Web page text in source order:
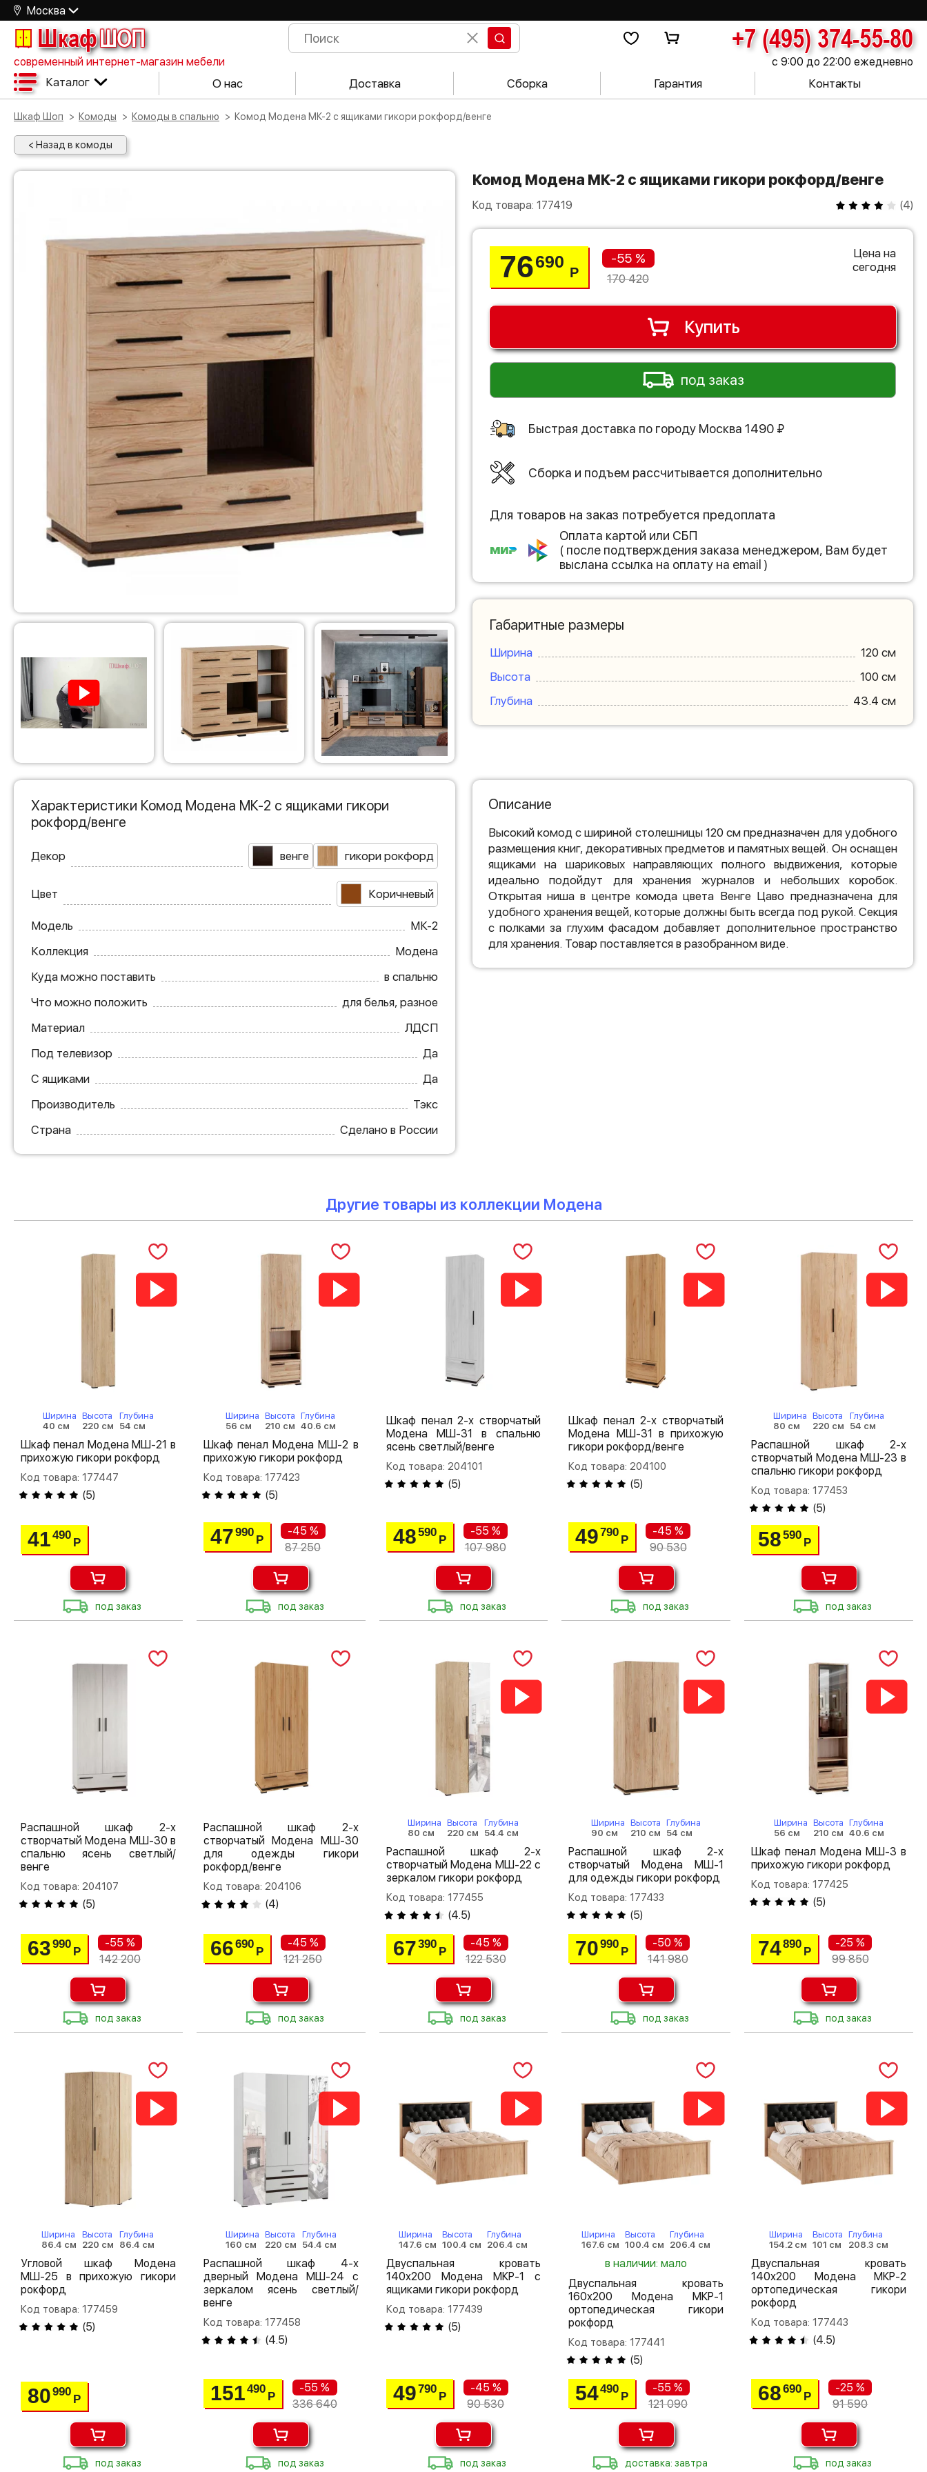
Москва
ШкафШОП +7 (495) 374-55-80
современный интернет-магазин мебели с 9:00 до 22:00 ежедневно
Каталог О нас Доставка Сборка Гарантия Контакты
Шкаф Шоп Комоды Комоды в спальню Комод Модена МК-2 с ящиками гикори рокфорд/венге
< Назад в комоды
Комод Модена МК-2 с ящиками гикори рокфорд/венге
Код товара: 177419 (4)
76690
Р
-55 %
170 420
Цена на
сегодня
Купить
под заказ
Быстрая доставка по городу Москва 1490 ₽
Сборка и подъем рассчитывается дополнительно
Для товаров на заказ потребуется предоплата
Оплата картой или СБП
( после подтверждения заказа менеджером, Вам будет
выслана ссылка на оплату на email )
Габаритные размеры
Ширина
120 см
Высота
100 см
Глубина
43.4 см
Характеристики Комод Модена МК-2 с ящиками гикори
рокфорд/венге
Декор венге гикори рокфорд
Цвет Коричневый
Модель
МК-2
Коллекция
Модена
Куда можно поставить
в спальню
Что можно положить
для белья, разное
Материал
ЛДСП
Под телевизор
Да
С ящиками
Да
Производитель
Тэкс
Страна
Сделано в России
Описание
Высокий комод с шириной столешницы 120 см предназначен для удобного
размещения книг, декоративных предметов и памятных вещей. Он оснащен
ящиками на шариковых направляющих полного выдвижения, которые
идеально подойдут для хранения журналов и небольших коробок.
Открытая ниша в центре комода цвета Венге Цаво предназначена для
удобного хранения вещей, которые должны быть всегда под рукой. Секция
с полками за глухим фасадом добавляет дополнительное пространство
для хранения. Товар поставляется в разобранном виде.
Другие товары из коллекции Модена
Ширина
40 см
Высота
220 см
Глубина
54 см
Шкаф пенал Модена МШ-21 в
прихожую гикори рокфорд
Код товара: 177447
(5)
41490
Р
под заказ
Ширина
56 см
Высота
210 см
Глубина
40.6 см
Шкаф пенал Модена МШ-2 в
прихожую гикори рокфорд
Код товара: 177423
(5)
47990
Р
-45 %
87 250
под заказ
Шкаф пенал 2-х створчатый
Модена МШ-31 в спальню
ясень светлый/венге
Код товара: 204101
(5)
48590
Р
-55 %
107 980
под заказ
Шкаф пенал 2-х створчатый
Модена МШ-31 в прихожую
гикори рокфорд/венге
Код товара: 204100
(5)
49790
Р
-45 %
90 530
под заказ
Ширина
80 см
Высота
220 см
Глубина
54 см
Распашной шкаф 2-х
створчатый Модена МШ-23 в
спальню гикори рокфорд
Код товара: 177453
(5)
58590
Р
под заказ
Распашной шкаф 2-х
створчатый Модена МШ-30 в
спальню ясень светлый/
венге
Код товара: 204107
(5)
63990
Р
-55 %
142 200
под заказ
Распашной шкаф 2-х
створчатый Модена МШ-30
для одежды гикори
рокфорд/венге
Код товара: 204106
(4)
66690
Р
-45 %
121 250
под заказ
Ширина
80 см
Высота
220 см
Глубина
54.4 см
Распашной шкаф 2-х
створчатый Модена МШ-22 с
зеркалом гикори рокфорд
Код товара: 177455
(4.5)
67390
Р
-45 %
122 530
под заказ
Ширина
90 см
Высота
210 см
Глубина
54 см
Распашной шкаф 2-х
створчатый Модена МШ-1
для одежды гикори рокфорд
Код товара: 177433
(5)
70990
Р
-50 %
141 980
под заказ
Ширина
56 см
Высота
210 см
Глубина
40.6 см
Шкаф пенал Модена МШ-3 в
прихожую гикори рокфорд
Код товара: 177425
(5)
74890
Р
-25 %
99 850
под заказ
Ширина
86.4 см
Высота
220 см
Глубина
86.4 см
Угловой шкаф Модена
МШ-25 в прихожую гикори
рокфорд
Код товара: 177459
(5)
80990
Р
под заказ
Ширина
160 см
Высота
220 см
Глубина
54.4 см
Распашной шкаф 4-х
дверный Модена МШ-24 с
зеркалом ясень светлый/
венге
Код товара: 177458
(4.5)
151490
Р
-55 %
336 640
под заказ
Ширина
147.6 см
Высота
100.4 см
Глубина
206.4 см
Двуспальная кровать
140х200 Модена МКР-1 с
ящиками гикори рокфорд
Код товара: 177439
(5)
49790
Р
-45 %
90 530
под заказ
Ширина
167.6 см
Высота
100.4 см
Глубина
206.4 см
в наличии: мало
Двуспальная кровать
160х200 Модена МКР-1
ортопедическая гикори
рокфорд
Код товара: 177441
(5)
54490
Р
-55 %
121 090
доставка: завтра
Ширина
154.2 см
Высота
101 см
Глубина
208.3 см
Двуспальная кровать
140х200 Модена МКР-2
ортопедическая гикори
рокфорд
Код товара: 177443
(4.5)
68690
Р
-25 %
91 590
под заказ